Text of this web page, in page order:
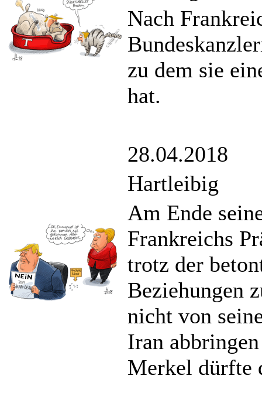
Nach
zu dem sie
hat.
28.04.2018
Hartleibig
Am Ende
Frankreichs
trotz der
Beziehungen
nicht von
Iran
Merkel dürfte